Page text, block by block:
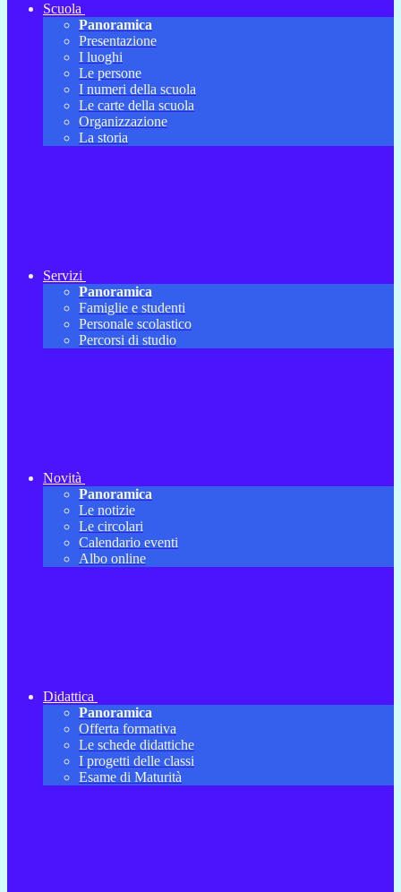
Scuola
Panoramica
Presentazione
I luoghi
Le persone
I numeri della scuola
Le carte della scuola
Organizzazione
La storia
Servizi
Panoramica
Famiglie e studenti
Personale scolastico
Percorsi di studio
Novità
Panoramica
Le notizie
Le circolari
Calendario eventi
Albo online
Didattica
Panoramica
Offerta formativa
Le schede didattiche
I progetti delle classi
Esame di Maturità